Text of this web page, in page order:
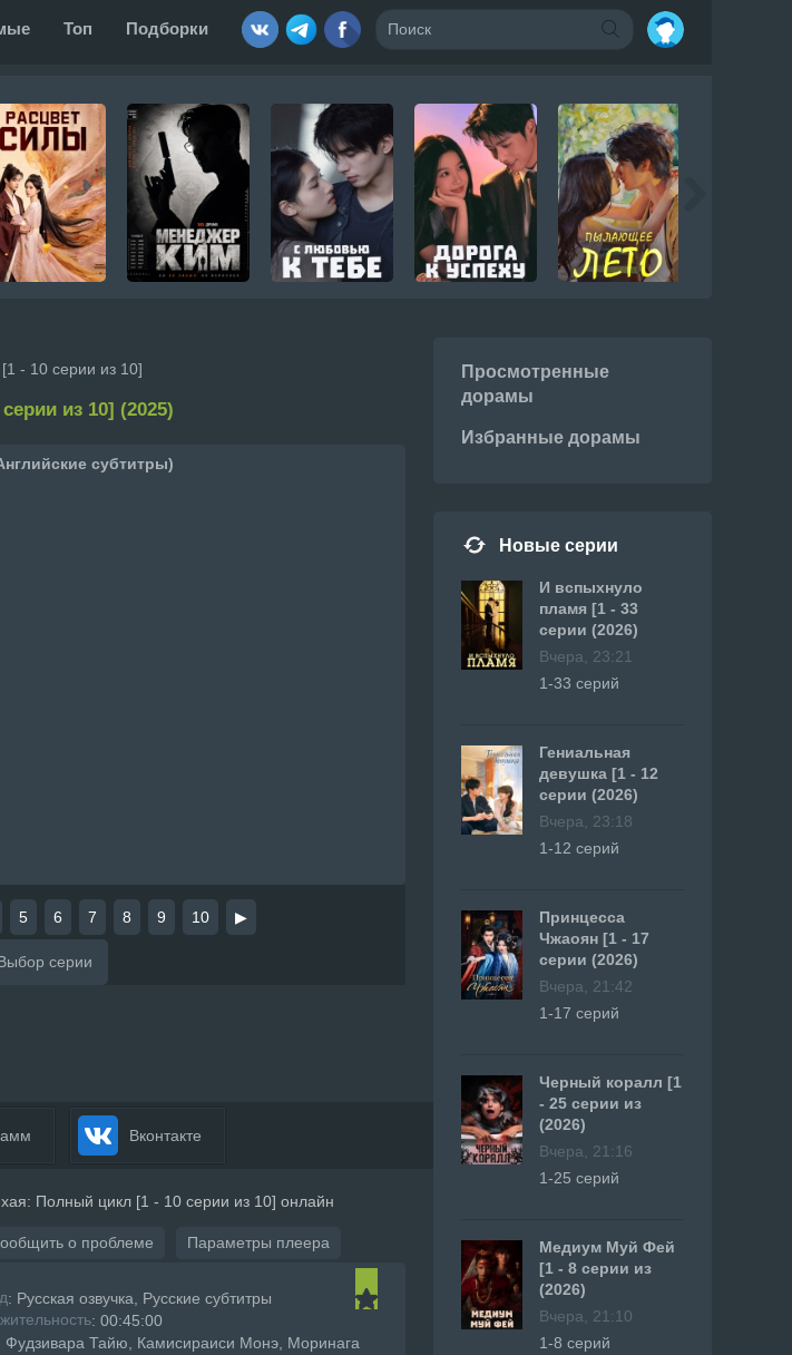
Топ Подборки
- 10 серии из 10]
из 10] (2025)
субтитры)
5 6 7 8 9 10 ▶
Вконтакте
Полный цикл [1 - 10 серии из 10] онлайн
о проблеме Параметры плеера
: Русская озвучка, Русские субтитры
: 00:45:00
Фудзивара Тайю, Камисираиси Монэ, Моринага
Просмотренные
дорамы
Избранные дорамы
Новые серии
И вспыхнуло
пламя [1 - 33
серии (2026)
Вчера, 23:21
1-33 серий
Гениальная
девушка [1 - 12
серии (2026)
Вчера, 23:18
1-12 серий
Принцесса
Чжаоян [1 - 17
серии (2026)
Вчера, 21:42
1-17 серий
Черный коралл [1
- 25 серии из
(2026)
Вчера, 21:16
1-25 серий
Медиум Муй Фей
[1 - 8 серии из
(2026)
Вчера, 21:10
1-8 серий